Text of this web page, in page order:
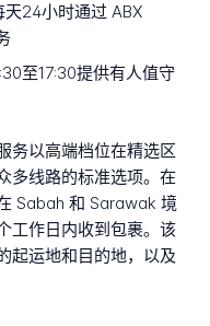
24小时通过 ABX
至17:30提供有人值守
务以高端档位在精选区
多线路的标准选项。在
Sabah 和 Sarawak 境
工作日内收到包裹。该
起运地和目的地，以及